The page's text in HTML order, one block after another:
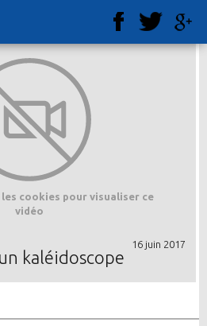
cookies pour visualiser ce
vidéo
16 juin 2017
kaléidoscope